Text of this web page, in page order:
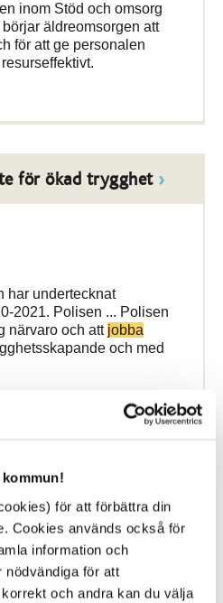
för att förbättra din
Cookies används också för
information och
för att
och andra kan du välja
inom Stöd och omsorg
äldreomsorgen att
för att ge personalen
för ökad trygghet
har undertecknat
2021. Polisen ... Polisen
närvaro och att jobba
och med
kommun samarbetar